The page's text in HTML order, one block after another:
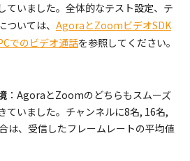
ていました。全体的なテスト設定、テ
いては、 AgoraとZoomビデオSDK
でのビデオ通話を参照してください。
：AgoraとZoomのどちらもスムーズ
ていました。チャンネルに8名, 16名,
は、受信したフレームレートの平均値